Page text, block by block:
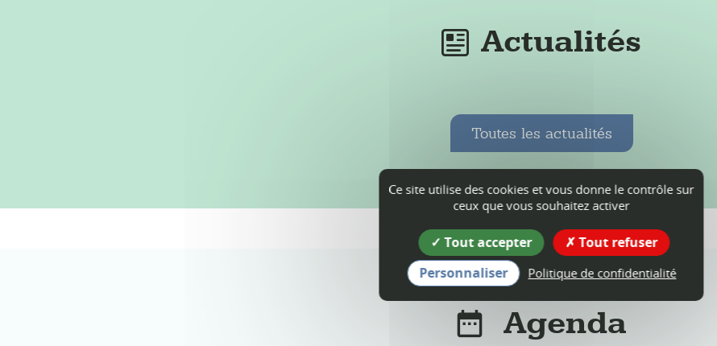
Actualités
Toutes les actualités
Agenda
Ce site utilise des cookies et vous donne le contrôle sur
ceux que vous souhaitez activer
Tout accepter
Tout refuser
Personnaliser
Politique de confidentialité